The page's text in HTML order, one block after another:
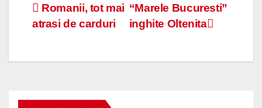
Navigare
articole
“Marele Bucuresti”
inghite Oltenita
Romanii, tot mai
atrasi de carduri